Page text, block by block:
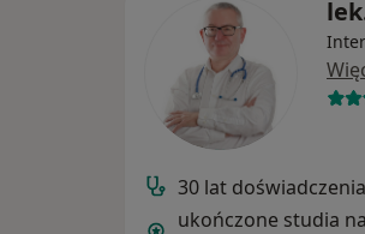
30 lat doświadczenia
ukończone studia